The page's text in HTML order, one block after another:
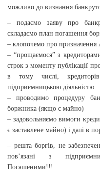
можливо до визнання
– подаємо заяву про
складаємо план погашення
– клопочемо про призначення
– “прощаємося” з
строк з моменту публікації
в тому числі,
підприємницькою діяльністю
– проводимо процедуру
боржника (якщо є майно)
– задовольняємо вимоги
є заставлене майно) і далі в
– решта боргів, не
пов’язані з
Погашеними!!!